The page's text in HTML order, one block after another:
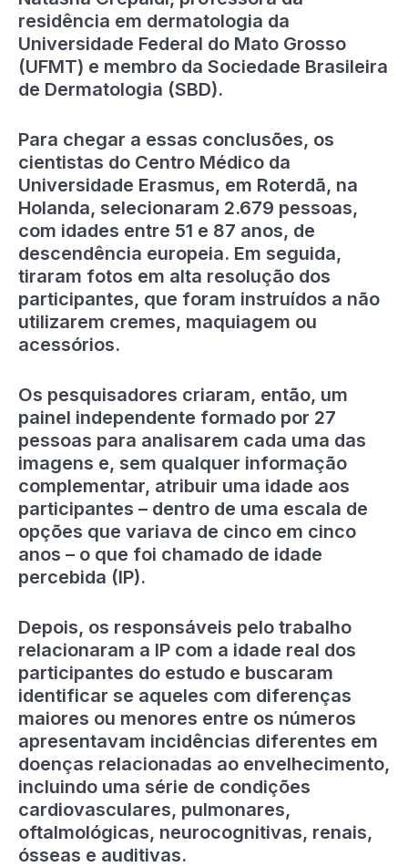
residência em dermatologia da
Universidade Federal do Mato Grosso
(UFMT) e membro da Sociedade Brasileira
de Dermatologia (SBD).
Para chegar a essas conclusões, os
cientistas do Centro Médico da
Universidade Erasmus, em Roterdã, na
Holanda, selecionaram 2.679 pessoas,
com idades entre 51 e 87 anos, de
descendência europeia. Em seguida,
tiraram fotos em alta resolução dos
participantes, que foram instruídos a não
utilizarem cremes, maquiagem ou
acessórios.
Os pesquisadores criaram, então, um
painel independente formado por 27
pessoas para analisarem cada uma das
imagens e, sem qualquer informação
complementar, atribuir uma idade aos
participantes – dentro de uma escala de
opções que variava de cinco em cinco
anos – o que foi chamado de idade
percebida (IP).
Depois, os responsáveis pelo trabalho
relacionaram a IP com a idade real dos
participantes do estudo e buscaram
identificar se aqueles com diferenças
maiores ou menores entre os números
apresentavam incidências diferentes em
doenças relacionadas ao envelhecimento,
incluindo uma série de condições
cardiovasculares, pulmonares,
oftalmológicas, neurocognitivas, renais,
ósseas e auditivas.